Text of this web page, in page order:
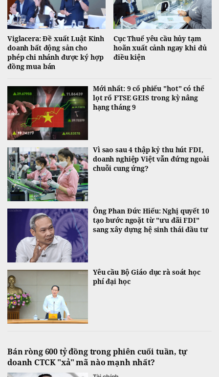
Viglacera: Đề xuất Luật Kinh
doanh bất động sản cho
phép chi nhánh được ký hợp
đồng mua bán
Cục Thuế yêu cầu hủy tạm
hoãn xuất cảnh ngay khi đủ
điều kiện
Mới nhất: 9 cổ phiếu "hot" có thể
lọt rổ FTSE GEIS trong kỳ nâng
hạng tháng 9
Vì sao sau 4 thập kỷ thu hút FDI,
doanh nghiệp Việt vẫn đứng ngoài
chuỗi cung ứng?
Ông Phan Đức Hiếu: Nghị quyết 10
tạo bước ngoặt từ "ưu đãi FDI"
sang xây dựng hệ sinh thái đầu tư
Yêu cầu Bộ Giáo dục rà soát học
phí đại học
Bán ròng 600 tỷ đồng trong phiên cuối tuần, tự
doanh CTCK "xả" mã nào mạnh nhất?